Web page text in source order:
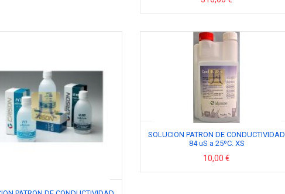
SOLUCION PATRON DE CONDUCTIVIDAD
84 uS a 25ºC. XS
10,00 €